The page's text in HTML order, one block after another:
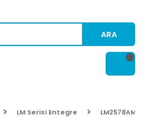
ARA
LM Serisi Entegre LM2578AM